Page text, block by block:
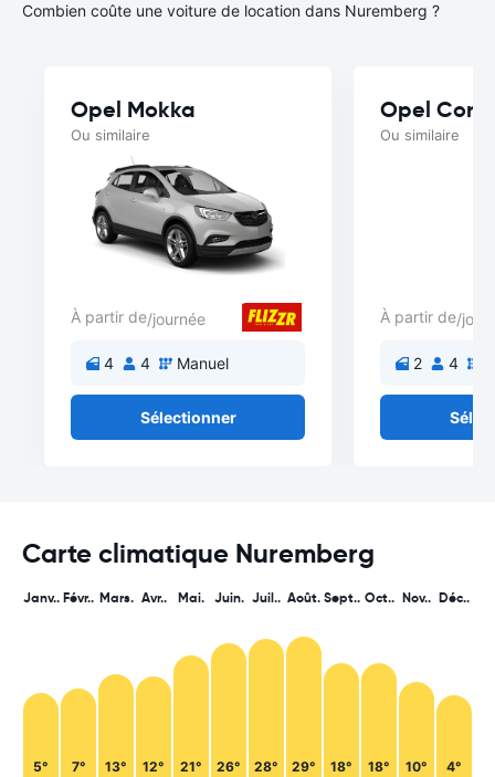
Combien coûte une voiture de location dans Nuremberg ?
Opel Mokka
Ou similaire
À partir de/journée
4 4 Manuel
Sélectionner
Opel
Ou similaire
À partir de/
2 4
Carte climatique Nuremberg
Janv..
5°
Févr..
7°
Mars.
13°
Avr..
12°
Mai.
21°
Juin.
26°
Juil..
28°
Août.
29°
Sept..
18°
Oct..
18°
Nov..
10°
Déc..
4°